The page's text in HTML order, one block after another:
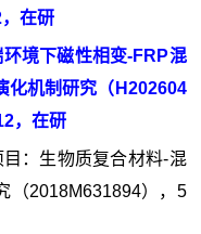
在研
境下磁性相变-FRP混
化机制研究（H202604
，在研
：生物质复合材料-混
（2018M631894），5